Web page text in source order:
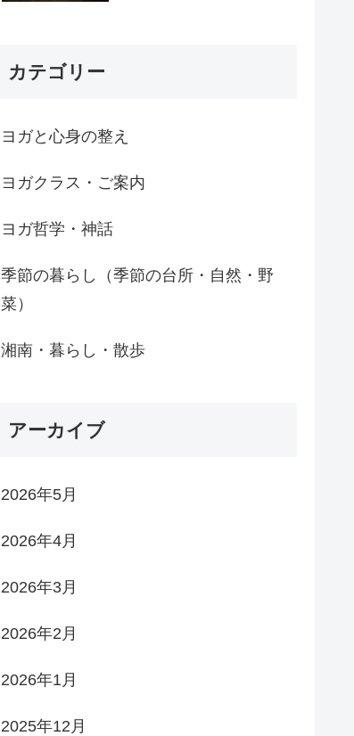
カテゴリー
ヨガと心身の整え
ヨガクラス・ご案内
ヨガ哲学・神話
季節の暮らし（季節の台所・自然・野
菜）
湘南・暮らし・散歩
アーカイブ
2026年5月
2026年4月
2026年3月
2026年2月
2026年1月
2025年12月